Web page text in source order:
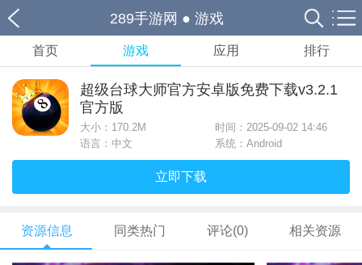
289手游网 ● 游戏
首页 游戏 应用 排行
超级台球大师官方安卓版免费下载v3.2.1
官方版
大小： 170.2M
时间：2025-09-02 14:46
语言：中文
系统：Android
立即下载
资源信息 同类热门 评论(0) 相关资源